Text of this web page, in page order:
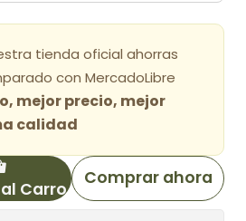
tienda oficial ahorras
con MercadoLibre
mejor precio, mejor
calidad
Carro
Comprar ahora